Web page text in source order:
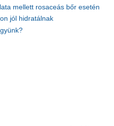
mellett rosaceás bőr esetén
jól hidratálnak